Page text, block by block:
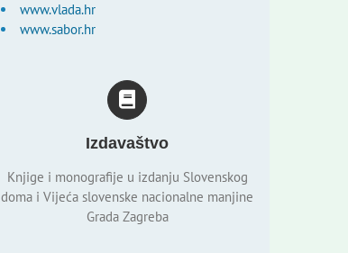
www.vlada.hr
www.sabor.hr
Izdavaštvo
Knjige i monografije u izdanju Slovenskog
doma i Vijeća slovenske nacionalne manjine
Grada Zagreba